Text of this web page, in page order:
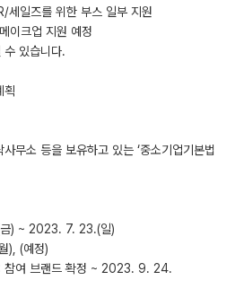
세일즈를 위한 부스 일부 지원
이크업 지원 예정
있습니다.
획
무소 등을 보유하고 있는 ‘중소기업기본법
) ~ 2023. 7. 23.(일)
), (예정)
참여 브랜드 확정 ~ 2023. 9. 24.